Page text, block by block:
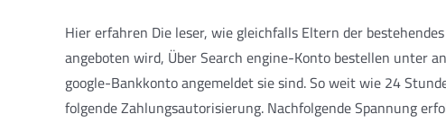
Hier erfahren Die leser, wie gleichfalls Eltern der
angeboten wird, Über Search engine-Konto bestellen unter
google-Bankkonto angemeldet sie sind. So weit wie 24
folgende Zahlungsautorisierung. Nachfolgende Spannung